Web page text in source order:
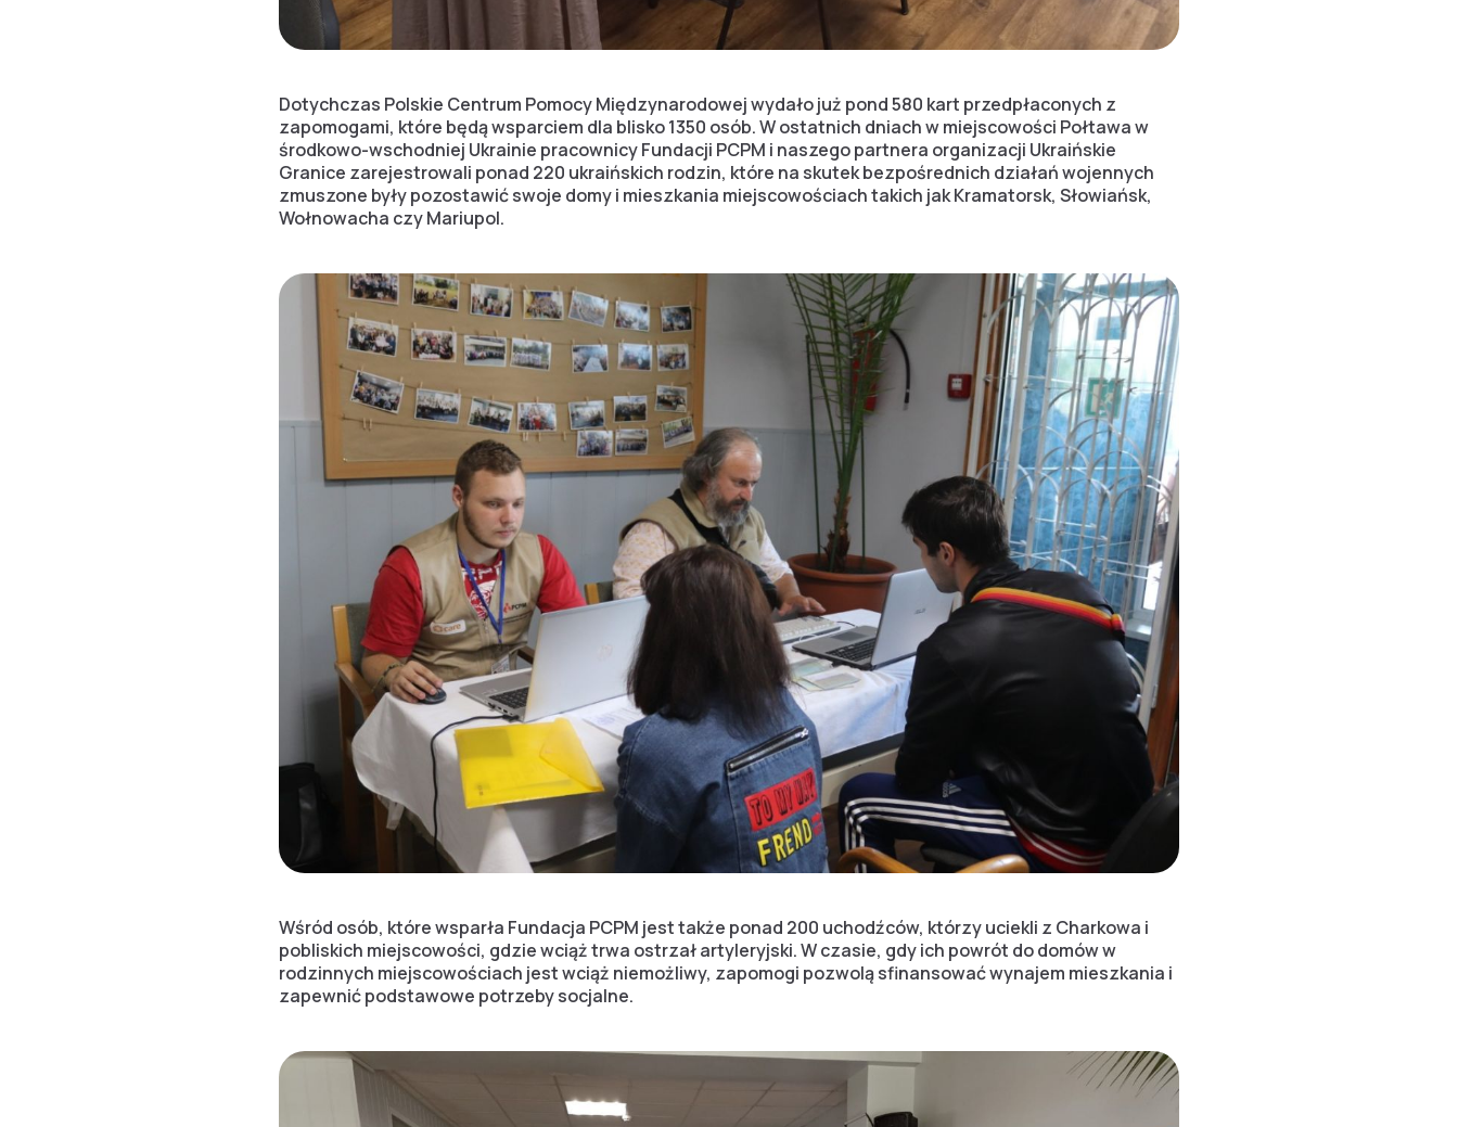
Dotychczas Polskie Centrum Pomocy Międzynarodowej wydało już pond 580 kart przedpłaconych z
zapomogami, które będą wsparciem dla blisko 1350 osób. W ostatnich dniach w miejscowości Połtawa w
środkowo-wschodniej Ukrainie pracownicy Fundacji PCPM i naszego partnera organizacji Ukraińskie
Granice zarejestrowali ponad 220 ukraińskich rodzin, które na skutek bezpośrednich działań wojennych
zmuszone były pozostawić swoje domy i mieszkania miejscowościach takich jak Kramatorsk, Słowiańsk,
Wołnowacha czy Mariupol.
Wśród osób, które wsparła Fundacja PCPM jest także ponad 200 uchodźców, którzy uciekli z Charkowa i
pobliskich miejscowości, gdzie wciąż trwa ostrzał artyleryjski. W czasie, gdy ich powrót do domów w
rodzinnych miejscowościach jest wciąż niemożliwy, zapomogi pozwolą sfinansować wynajem mieszkania i
zapewnić podstawowe potrzeby socjalne.